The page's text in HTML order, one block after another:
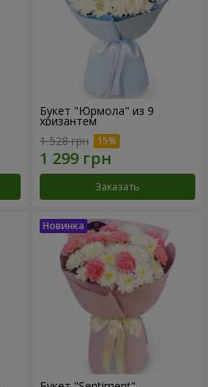
Букет "Юрмола" из 9
хризантем
1 528 грн
Заказать